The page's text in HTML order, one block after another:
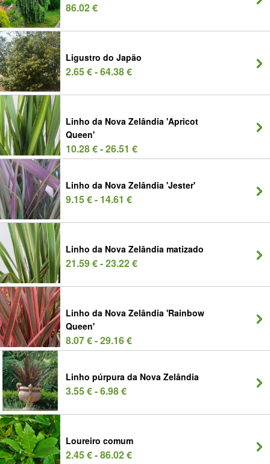
86.02 €
Ligustro do Japão
2.65 € - 64.38 €
Linho da Nova Zelândia 'Apricot
Queen'
10.28 € - 26.51 €
Linho da Nova Zelândia 'Jester'
9.15 € - 14.61 €
Linho da Nova Zelândia matizado
21.59 € - 23.22 €
Linho da Nova Zelândia 'Rainbow
Queen'
8.07 € - 29.16 €
Linho púrpura da Nova Zelândia
3.55 € - 6.98 €
Loureiro comum
2.45 € - 86.02 €